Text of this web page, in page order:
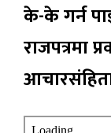
के-के गर्न
राजपत्रमा